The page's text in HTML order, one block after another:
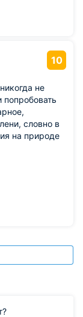
10
не
попробовать
словно в
на природе